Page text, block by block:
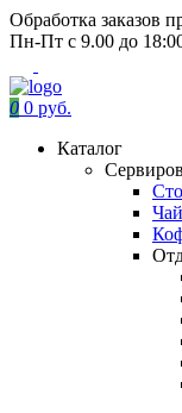
Обработка заказов
Пн-Пт с 9.00 до
0 0 руб.
Каталог